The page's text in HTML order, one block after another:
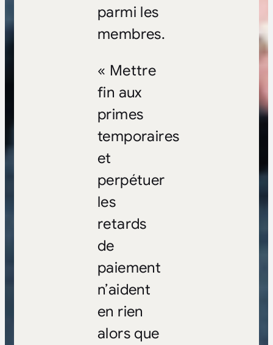
parmi les
membres.
« Mettre
fin aux
primes
temporaires
et
perpétuer
les
retards
de
paiement
n’aident
en rien
alors que